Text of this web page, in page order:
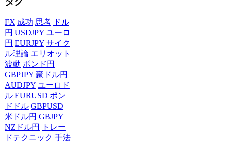
FX 成功 思考 ドル
円 USDJPY ユーロ
円 EURJPY サイク
ル理論 エリオット
波動 ポンド円
GBPJPY 豪ドル円
AUDJPY ユーロド
ル EURUSD ポン
ドドル GBPUSD
米ドル円 GBJPY
NZドル円
トレー
ドテクニック 手法